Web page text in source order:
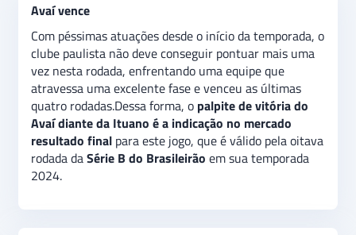
Avaí, que teve um excelente início de torneio e figura
no G4.O palpite éde vitóriado Avaí, pelas
performances muito mais robustas na Série B do que
seu oponente. Além disso, há a expectativa de poucos
gols no confronto, indicando uma aposta extra de
“abaixo de 3.5 gols” no jogo.
Avaí vence
Com péssimas atuações desde o início da temporada, o
clube paulista não deve conseguir pontuar mais uma
vez nesta rodada, enfrentando uma equipe que
atravessa uma excelente fase e venceu as últimas
quatro rodadas.Dessa forma, o palpite de vitória do
Avaí diante da Ituano é a indicação no mercado
resultado final para este jogo, que é válido pela oitava
rodada daSérie B do Brasileirão em sua temporada
2024.